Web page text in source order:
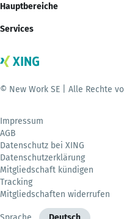
Hauptbereiche
Services
© New Work SE | Alle Rechte
Impressum
AGB
Datenschutz bei XING
Datenschutzerklärung
Mitgliedschaft kündigen
Tracking
Mitgliedschaften widerrufen